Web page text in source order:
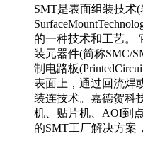
SMT是表面组装技术
的一种技术和工艺。
装元器件(简称SMC/
制电路板
表面上，通过回流焊
装连技术。嘉德贺科
机、贴片机、AOI到
的SMT工厂解决方案